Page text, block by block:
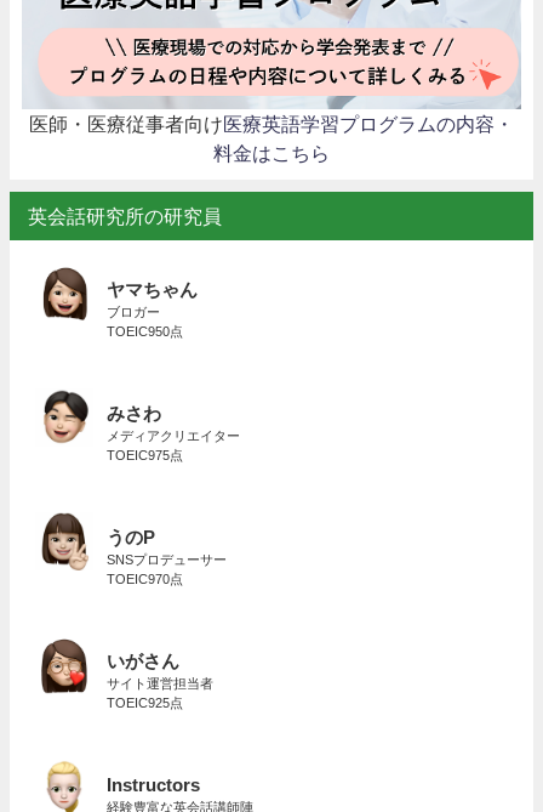
医師・医療従事者向け医療英語学習プログラムの内容・
料金はこちら
英会話研究所の研究員
ヤマちゃん
ブロガー
TOEIC950点
みさわ
メディアクリエイター
TOEIC975点
うのP
SNSプロデューサー
TOEIC970点
いがさん
サイト運営担当者
TOEIC925点
Instructors
経験豊富な英会話講師陣